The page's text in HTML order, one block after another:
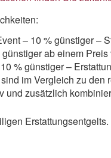
– 10 % günstiger –
ab einem
% günstiger –
im Vergleich zu
und zusätzlich
Erstattungsentgelts.